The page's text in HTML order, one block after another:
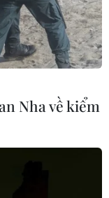
đảng Xanh sẽ
để thảo
việc tham gia
Nha về kiểm